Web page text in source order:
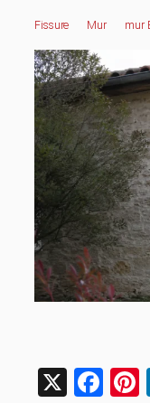
Fissure Mur Mur
X